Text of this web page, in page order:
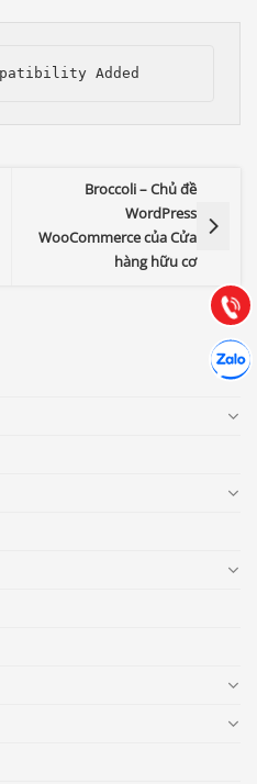
Added
Broccoli – Chủ đề
WordPress
WooCommerce của Cửa
hàng hữu cơ
Gọi
0903.976.769
Hướng dẫn & Hỗ trợ:
(028) 22.166.144
Chát